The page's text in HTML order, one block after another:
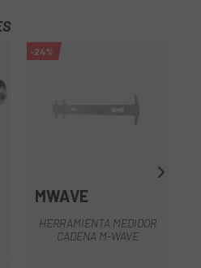
-24%
MWAVE
HERRAMIENTA MEDIDOR
CADENA M-WAVE